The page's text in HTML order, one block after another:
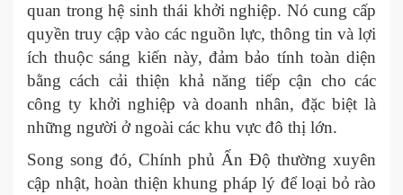
quan trong hệ sinh thái khởi nghiệp. Nó cung cấp
quyền truy cập vào các nguồn lực, thông tin và lợi
ích thuộc sáng kiến ​​này, đảm bảo tính toàn diện
bằng cách cải thiện khả năng tiếp cận cho các
công ty khởi nghiệp và doanh nhân, đặc biệt là
những người ở ngoài các khu vực đô thị lớn.
Song song đó, Chính phủ Ấn Độ thường xuyên
cập nhật, hoàn thiện khung pháp lý để loại bỏ rào